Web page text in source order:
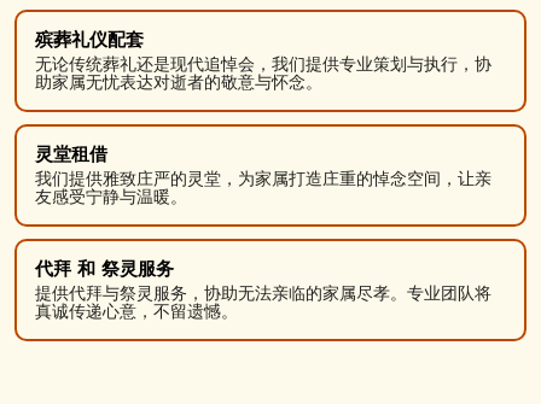
殡葬礼仪配套
无论传统葬礼还是现代追悼会，我们提供专业策划与执行，协
助家属无忧表达对逝者的敬意与怀念。
灵堂租借
我们提供雅致庄严的灵堂，为家属打造庄重的悼念空间，让亲
友感受宁静与温暖。
代拜 和 祭灵服务
提供代拜与祭灵服务，协助无法亲临的家属尽孝。专业团队将
真诚传递心意，不留遗憾。